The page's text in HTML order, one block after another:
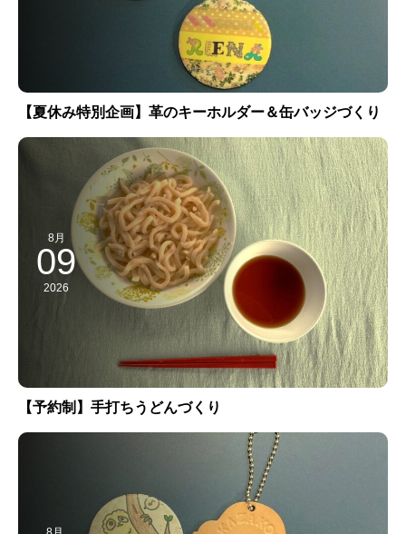
【夏休み特別企画】革のキーホルダー＆缶バッジづくり
8月
09
2026
【予約制】手打ちうどんづくり